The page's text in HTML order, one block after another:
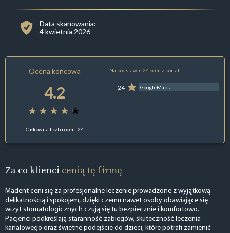
Data skanowania:
4 kwietnia 2026
Ocena końcowa
4.2
Całkowita liczba ocen: 24
Na podstawie 24 ocen z portali:
24 GoogleMaps
Za co klienci cenią tę firmę
Madent ceni się za profesjonalne leczenie prowadzone z wyjątkową
delikatnością i spokojem, dzięki czemu nawet osoby obawiające się
wizyt stomatologicznych czują się tu bezpiecznie i komfortowo.
Pacjenci podkreślają staranność zabiegów, skuteczność leczenia
kanałowego oraz świetne podejście do dzieci, które potrafi zamienić